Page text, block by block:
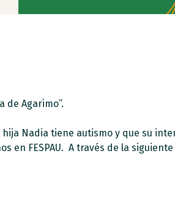
de Agarimo”.
Nadia tiene autismo y que su
en FESPAU. A través de la